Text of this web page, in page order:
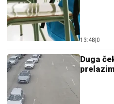
13:48|0
Duga